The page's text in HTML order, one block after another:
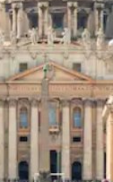
जेस्चर का इस्तेमाल